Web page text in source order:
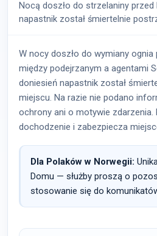
Nocą doszło do strzelaniny przed
napastnik został śmiertelnie
W nocy doszło do wymiany ognia
między podejrzanym a agentami
doniesień napastnik został
miejscu. Na razie nie podano
ochrony ani o motywie zdarzenia.
dochodzenie i zabezpiecza
Dla Polaków w Norwegii:
Domu — służby proszą o
stosowanie się do